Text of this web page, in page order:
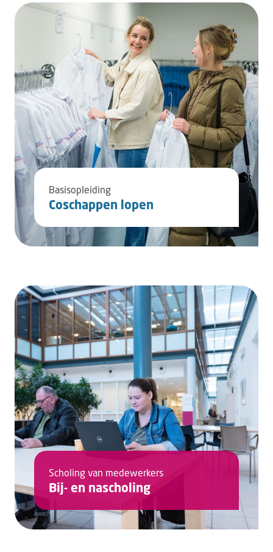
Basisopleiding
Coschappen lopen
Scholing van medewerkers
Bij- en nascholing